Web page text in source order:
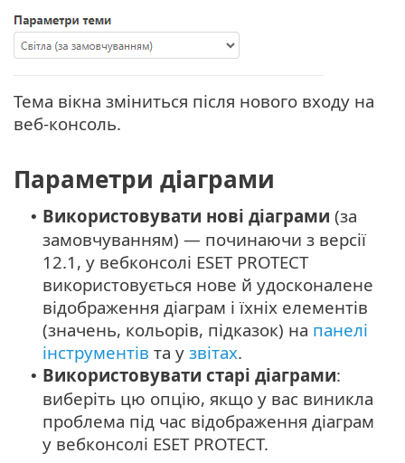
Тема вікна зміниться після нового входу на
веб-консоль.
Параметри діаграми
• Використовувати нові діаграми (за
замовчуванням) — починаючи з версії
12.1, у вебконсолі ESET PROTECT
використовується нове й удосконалене
відображення діаграм і їхніх елементів
(значень, кольорів, підказок) на панелі
інструментів та у звітах.
• Використовувати старі діаграми:
виберіть цю опцію, якщо у вас виникла
проблема під час відображення діаграм
у вебконсолі ESET PROTECT.